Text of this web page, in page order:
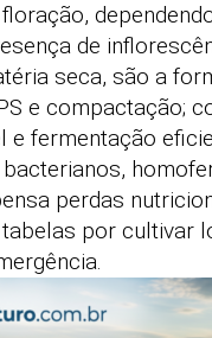
de
seca, são a
e compactação;
e fermentação
perdas
por cultivar